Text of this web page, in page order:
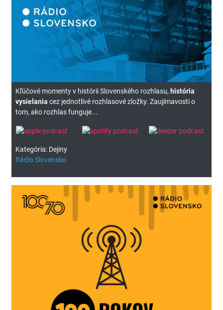
Kľúčové momenty v histórii Slovenského rozhlasu, história
vysielania cez jednotlivé rozhlasové zložky. Zaujímavosti o
tom, ako rozhlas funguje...
Kategória: Dejiny
Rádio Slovensko